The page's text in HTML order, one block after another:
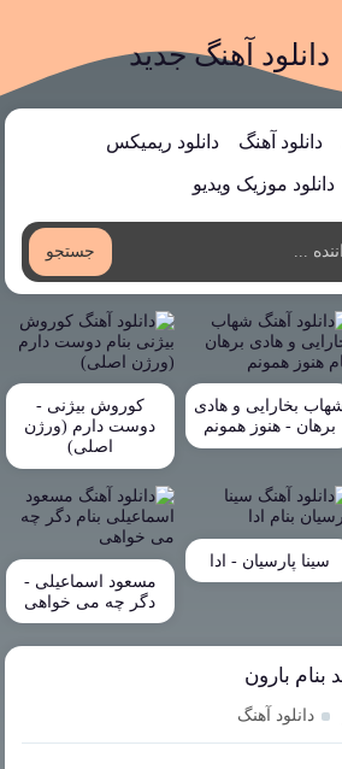
دانلود آهنگ جدید
دانلود آهنگ دانلود ریمیکس
دانلود موزیک ویدیو
جستجو
بخارایی و هادی
برهان - هنوز همونم
کوروش بیژنی -
دوست دارم (ورژن
اصلی)
سینا پارسیان - ادا
مسعود اسماعیلی -
دگر چه می خواهی
بنام بارون
دانلود آهنگ